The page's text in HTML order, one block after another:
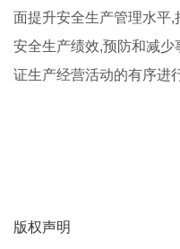
面提升安全生产管理水平
安全生产绩效,预防和减
证生产经营活动的有序进
版权声明